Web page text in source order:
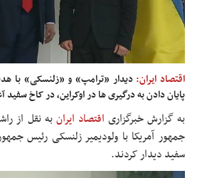
اقتصاد ایران: دیدار «ترامپ» و «زلنسکی» با
پایان دادن به درگیری ها در اوکراین، در کاخ سفید
به گزارش خبرگزاری اقتصاد ایرانبه نقل از
جمهور آمریکا با ولودیمیر زلنسکی رئیس
سفید دیدار کردند.